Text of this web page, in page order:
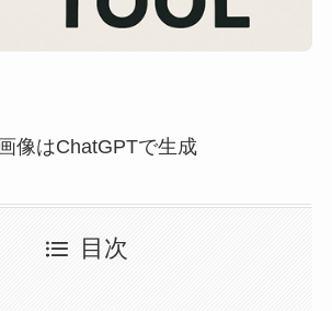
像はChatGPTで生成
目次